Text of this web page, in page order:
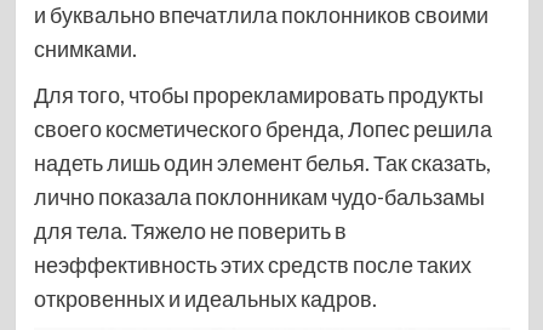
и буквально впечатлила поклонников своими
снимками.
Для того, чтобы прорекламировать продукты
своего косметического бренда, Лопес решила
надеть лишь один элемент белья. Так сказать,
лично показала поклонникам чудо-бальзамы
для тела. Тяжело не поверить в
неэффективность этих средств после таких
откровенных и идеальных кадров.